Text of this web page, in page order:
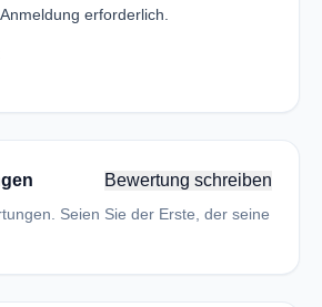
erforderlich.
Bewertung schreiben
Seien Sie der Erste, der seine